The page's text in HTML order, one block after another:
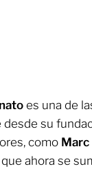
es una de
desde su
como Marc
ahora se